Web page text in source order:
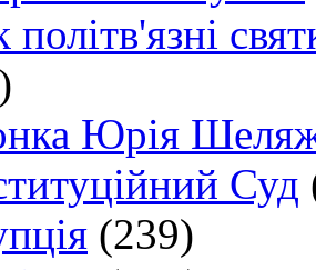
політв'язні
Юрія
Суд
(239)